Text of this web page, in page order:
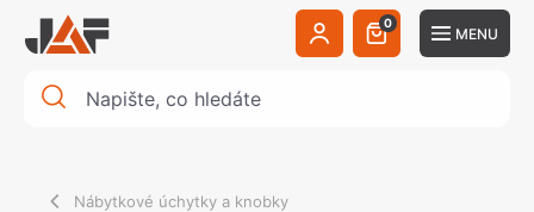
0
MENU
Nábytkové úchytky a knobky